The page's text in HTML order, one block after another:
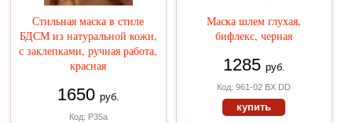
Стильная маска в стиле
БДСМ из натуральной кожи,
с заклепками, ручная работа,
красная
1650 руб.
Код: Р35а
Маска шлем глухая,
бифлекс, черная
1285 руб.
Код: 961-02 BX DD
купить